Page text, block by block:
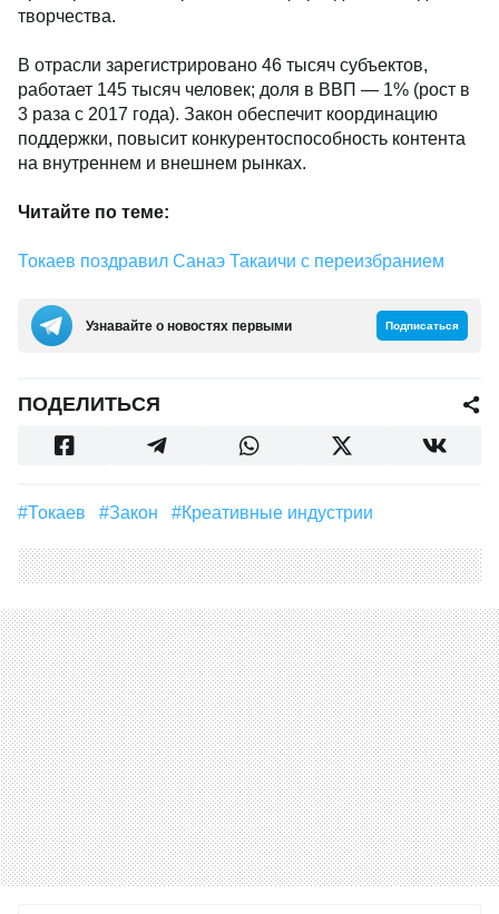
творчества.
В отрасли зарегистрировано 46 тысяч субъектов,
работает 145 тысяч человек; доля в ВВП — 1% (рост в
3 раза с 2017 года). Закон обеспечит координацию
поддержки, повысит конкурентоспособность контента
на внутреннем и внешнем рынках.
Читайте по теме:
Токаев поздравил Санаэ Такаичи с переизбранием
Узнавайте о новостях первыми Подписаться
ПОДЕЛИТЬСЯ
#Токаев #закон #креативные индустрии